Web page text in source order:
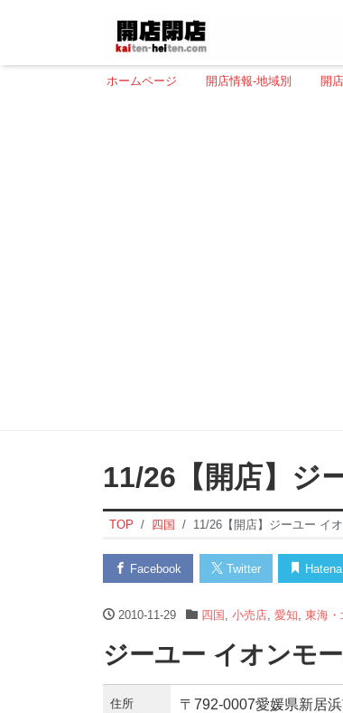
ホームページ 開店情報-地域別 開
11/26【開店】ジ
TOP 四国 11/26【開店】ジーユー イ
Facebook Twitter Hatena
2010-11-29 四国 小売店, 愛知 東海・
ジーユー イオンモ
住所 〒792-0007愛媛県新居